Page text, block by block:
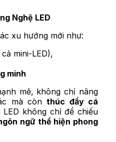
Nghệ LED
xu hướng mới như:
mini-LED),
minh
mẽ, không chỉ nâng
mà cònthúc đẩy cá
LED không chỉ để chiếu
ngữ thể hiện phong